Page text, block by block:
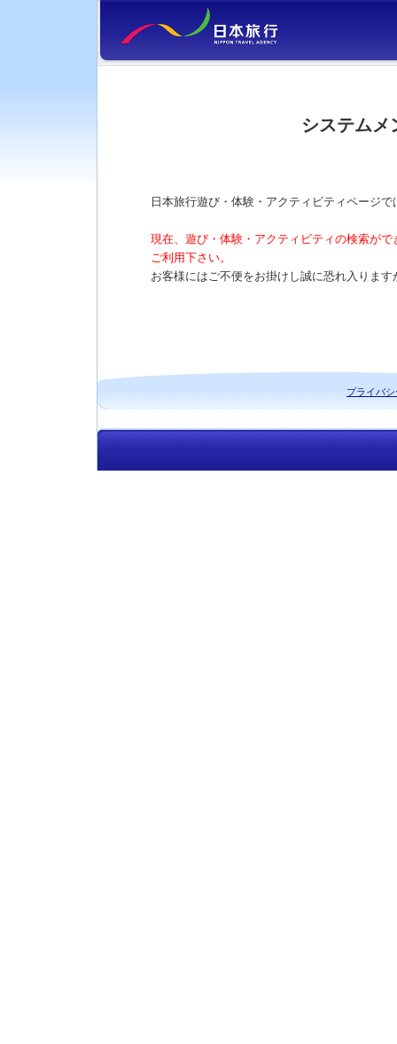
システムメ
日本旅行遊び・体験・アクティビティページ
現在、遊び・体験・アクティビティの検索が
ご利用下さい。
お客様にはご不便をお掛けし誠に恐れ入りま
プライバ